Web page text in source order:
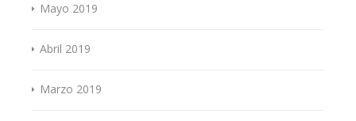
Mayo 2019
Abril 2019
Marzo 2019